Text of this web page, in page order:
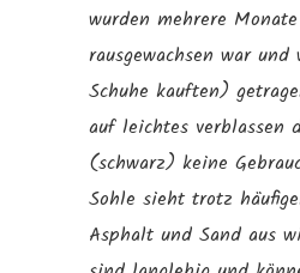
wurden mehrere
rausgewachsen war
Schuhe kauften)
auf leichtes verblassen
(schwarz) keine
Sohle sieht trotz
Asphalt und Sand aus